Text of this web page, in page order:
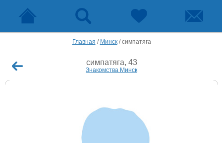
Главная / Минск/симпатяга
симпатяга, 43
Знакомства Минск